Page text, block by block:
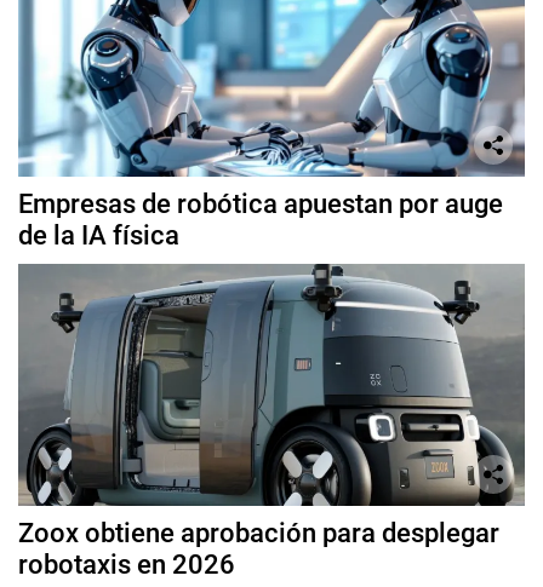
Empresas de robótica apuestan por auge
de la IA física
Zoox obtiene aprobación para desplegar
robotaxis en 2026